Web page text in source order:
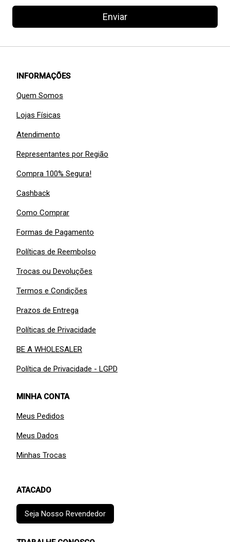
Enviar
INFORMAÇÕES
Quem Somos
Lojas Físicas
Atendimento
Representantes por Região
Compra 100% Segura!
Cashback
Como Comprar
Formas de Pagamento
Políticas de Reembolso
Trocas ou Devoluções
Termos e Condições
Prazos de Entrega
Políticas de Privacidade
BE A WHOLESALER
Política de Privacidade - LGPD
MINHA CONTA
Meus Pedidos
Meus Dados
Minhas Trocas
ATACADO
Seja Nosso Revendedor